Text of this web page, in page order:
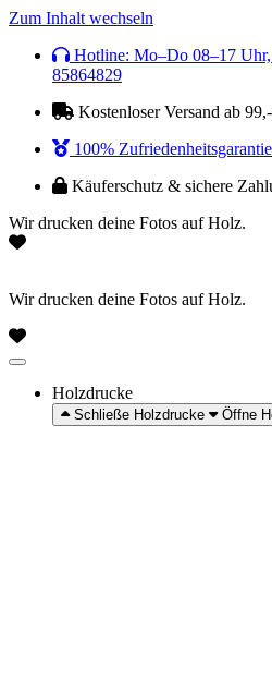
Zum Inhalt wechseln
Hotline: Mo–Do 08–17
85864829
Kostenloser Versand ab
100% Zufriedenheitsgarantie
Käuferschutz & sichere
Wir drucken deine Fotos auf Holz.
Wir drucken deine Fotos auf Holz.
Holzdrucke
Schließe Holzdrucke Öffne